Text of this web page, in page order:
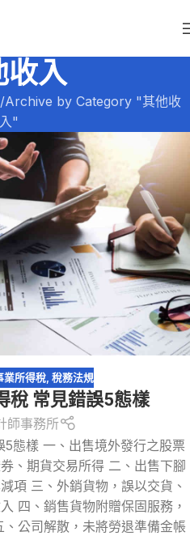
收入
Archive by Category "其他收
入"
業所得稅, 稅務法規
稅 常見錯誤5態樣
師事務所
態樣 一、出售境外發行之股票
、期貨交易所得 二、出售下腳
項 三、外銷貨物，誤以交貨、
四、銷售貨物附贈保固服務，
公司解散，未將勞退準備金帳